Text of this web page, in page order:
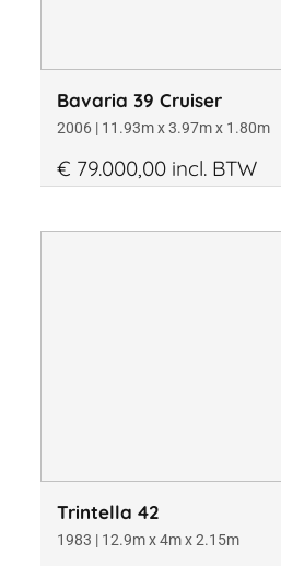
Bavaria 39 Cruiser
2006 | 11.93m x 3.97m x 1.80m
€ 79.000,00 incl. BTW
Trintella 42
1983 | 12.9m x 4m x 2.15m